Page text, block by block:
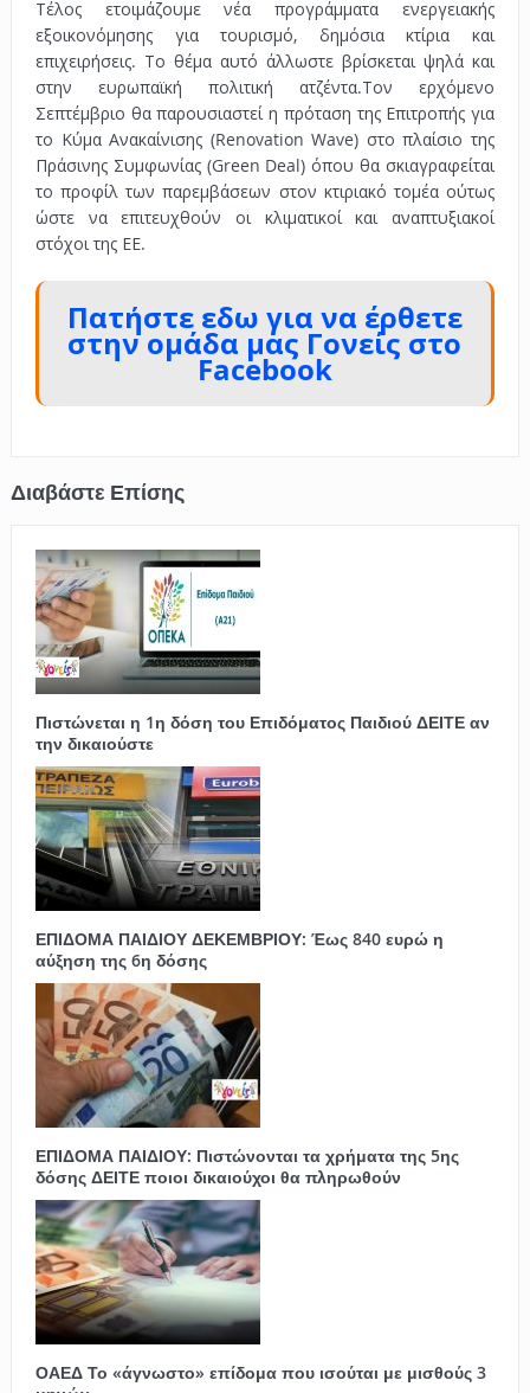
Τέλος ετοιμάζουμε νέα προγράμματα ενεργειακής
εξοικονόμησης για τουρισμό, δημόσια κτίρια και
επιχειρήσεις. Το θέμα αυτό άλλωστε βρίσκεται ψηλά και
στην ευρωπαϊκή πολιτική ατζέντα.Τον ερχόμενο
Σεπτέμβριο θα παρουσιαστεί η πρόταση της Επιτροπής για
το Κύμα Ανακαίνισης (Renovation Wave) στο πλαίσιο της
Πράσινης Συμφωνίας (Green Deal) όπου θα σκιαγραφείται
το προφίλ των παρεμβάσεων στον κτιριακό τομέα ούτως
ώστε να επιτευχθούν οι κλιματικοί και αναπτυξιακοί
στόχοι της ΕΕ.
Πατήστε εδω για να έρθετε
στην ομάδα μας Γονείς στο
Facebook
Πιστώνεται η 1η δόση του Επιδόματος Παιδιού ΔΕΙΤΕ αν
την δικαιούστε
ΕΠΙΔΟΜΑ ΠΑΙΔΙΟΥ ΔΕΚΕΜΒΡΙΟΥ: Έως 840 ευρώ η
αύξηση της 6η δόσης
ΕΠΙΔΟΜΑ ΠΑΙΔΙΟΥ: Πιστώνονται τα χρήματα της 5ης
δόσης ΔΕΙΤΕ ποιοι δικαιούχοι θα πληρωθούν
ΟΑΕΔ Το «άγνωστο» επίδομα που ισούται με μισθούς 3